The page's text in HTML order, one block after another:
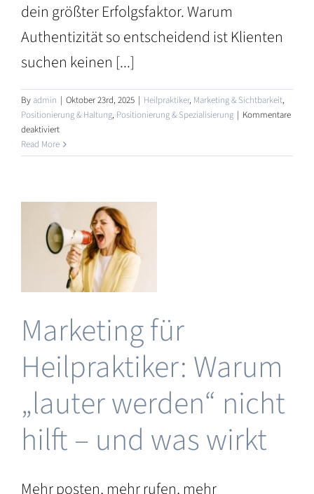
dein größter Erfolgsfaktor. Warum
Authentizität so entscheidend ist Klienten
suchen keinen [...]
Byadmin | Oktober 23rd, 2025 | Heilpraktiker, Marketing & Sichtbarkeit,
Positionierung & Haltung, Positionierung & Spezialisierung | Kommentare
deaktiviertfür
Authentisches
Marketing
Sichtbar
ohne
sich
zu
verbiegen
Read More
Marketing für
Heilpraktiker: Warum
„lauter werden“ nicht
hilft – und was wirkt
Mehr posten, mehr rufen, mehr